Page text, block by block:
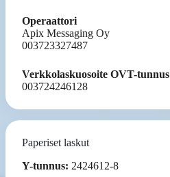
Operaattori
Apix Messaging Oy
003723327487
Verkkolaskuosoite OVT-tunnus
003724246128
Paperiset laskut
Y-tunnus: 2424612-8